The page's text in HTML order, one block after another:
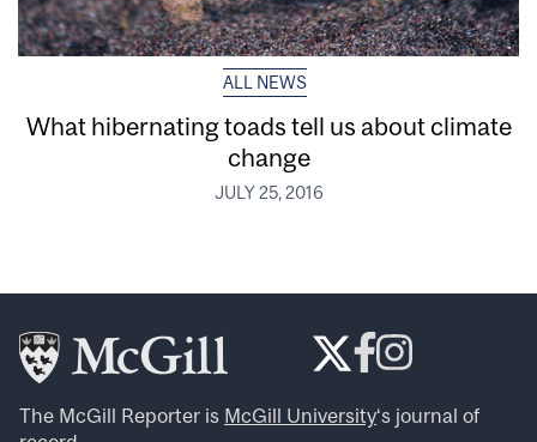
ALL NEWS
What hibernating toads tell us about climate
change
JULY 25, 2016
The McGill Reporter is McGill University‘s journal of